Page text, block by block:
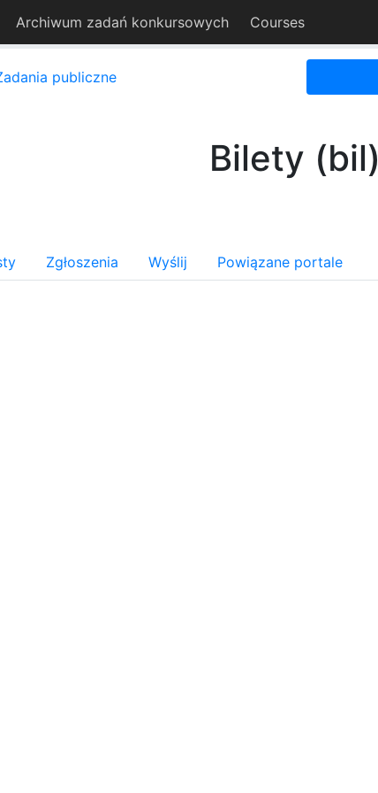
Archiwum zadań konkursowych Courses
publiczne
Bilety (bil)
Zgłoszenia Wyślij Powiązane portale